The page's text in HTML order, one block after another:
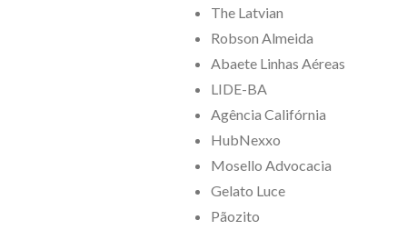
The Latvian
Robson Almeida
Abaete Linhas Aéreas
LIDE-BA
Agência Califórnia
HubNexxo
Mosello Advocacia
Gelato Luce
Pãozito